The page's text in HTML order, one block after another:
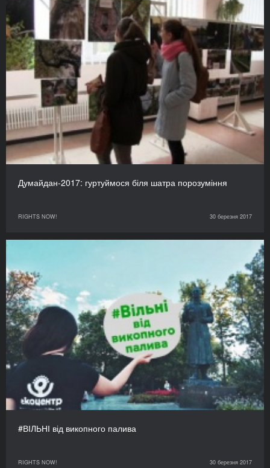
Думайдан-2017: гуртуймося біля шатра порозуміння
RIGHTS NOW! 30 березня 2017
#ВІЛЬНІ від викопного палива
RIGHTS NOW! 30 березня 2017